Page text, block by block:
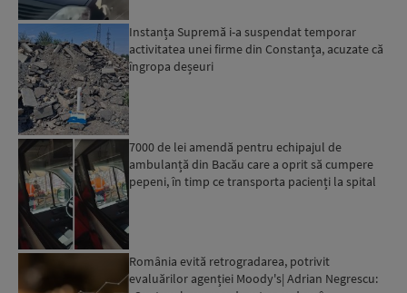
Instanța Supremă i-a suspendat temporar
activitatea unei firme din Constanța, acuzate că
îngropa deșeuri
7000 de lei amendă pentru echipajul de
ambulanță din Bacău care a oprit să cumpere
pepeni, în timp ce transporta pacienți la spital
România evită retrogradarea, potrivit
evaluărilor agenției Moody's| Adrian Negrescu: